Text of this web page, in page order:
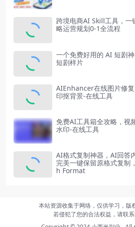
跨境电商AI Skill工具，一
略运营规划0-1全流程
一个免费好用的 AI 短剧
短剧样片
AIEnhancer在线图片修
印抠背景-在线工具
免费AI工具箱全攻略，视
水印-在线工具
AI格式复制神器，AI回答
完美一键保留原格式复制
h Format
本站资源收集于网络，仅供学习，版
若侵犯了您的合法权益，请联系